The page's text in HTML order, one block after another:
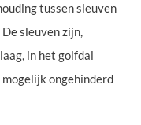
tussen sleuven
sleuven zijn,
in het golfdal
ongehinderd